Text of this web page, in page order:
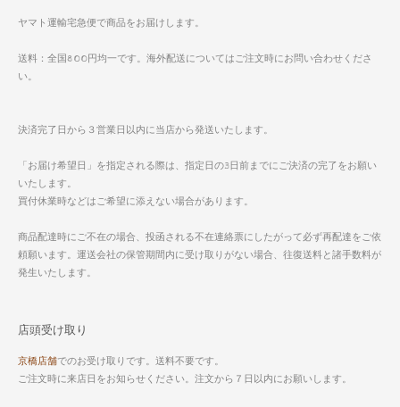
ヤマト運輸宅急便で商品をお届けします。
送料：全国800円均一です。海外配送についてはご注文時にお問い合わせくださ
い。
決済完了日から３営業日以内に当店から発送いたします。
「お届け希望日」を指定される際は、指定日の3日前までにご決済の完了をお願い
いたします。
買付休業時などはご希望に添えない場合があります。
商品配達時にご不在の場合、投函される不在連絡票にしたがって必ず再配達をご依
頼願います。運送会社の保管期間内に受け取りがない場合、往復送料と諸手数料が
発生いたします。
店頭受け取り
京橋店舗でのお受け取りです。送料不要です。
ご注文時に来店日をお知らせください。注文から７日以内にお願いします。